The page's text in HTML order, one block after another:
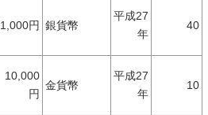
1,000円 銀貨幣
平成27
年
40
10,000
円
金貨幣
平成27
年
10